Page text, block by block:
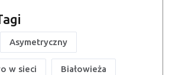
Asymetryczny
w sieci Białowieża